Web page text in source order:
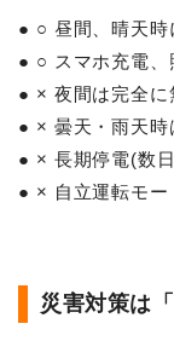
● ○ 昼間、晴天時
● ○ スマホ充電、
● × 夜間は完全
● × 曇天・雨天時
● × 長期停電(数
● × 自立運転モー
災害対策は